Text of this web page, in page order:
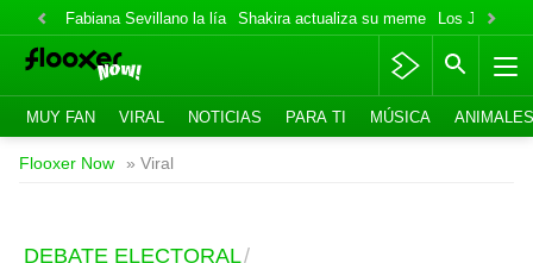
Fabiana Sevillano la lía Shakira actualiza su meme Los Jonas
MUY FAN VIRAL NOTICIAS PARA TI MÚSICA ANIMALES
Flooxer Now » Viral
DEBATE ELECTORAL